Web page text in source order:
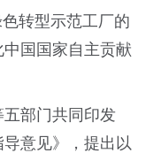
转型示范工厂的
国国家自主贡献
五部门共同印发
导意见》，提出以